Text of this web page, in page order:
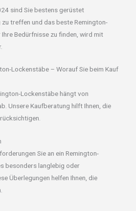
sind Sie bestens gerüstet
treffen und das beste Remington-
Bedürfnisse zu finden, wird mit
Lockenstäbe – Worauf Sie beim Kauf
Lockenstäbe hängt von
Unsere Kaufberatung hilft Ihnen, die
Sie an ein Remington-
besonders langlebig oder
Überlegungen helfen Ihnen, die